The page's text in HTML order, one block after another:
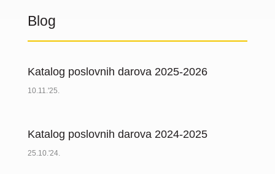
Blog
Katalog poslovnih darova 2025-2026
10.11.'25.
Katalog poslovnih darova 2024-2025
25.10.'24.